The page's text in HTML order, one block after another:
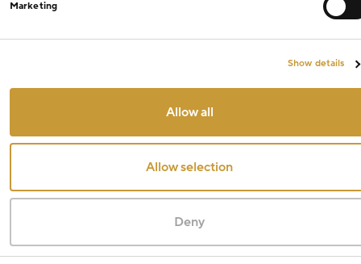
Marketing
Show details
Allow all
Allow selection
Deny